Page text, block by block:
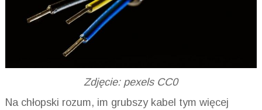
Zdjęcie: pexels CC0
Na chłopski rozum, im grubszy kabel tym więcej